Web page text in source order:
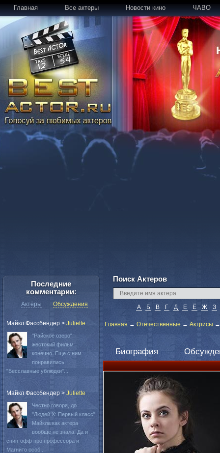
Главная Все актеры Новости кино ЧАВО
Поиск Актеров
А Б В Г Д Е Ё Ж З
Главная → Отечественные → Актрисы
Биография
Последние
комментарии:
Актёры Обсуждения
Майкл Фассбендер > Juliette
"Райское озеро"
жестокий фильм
конечно. Еще с ним
понравились
"Бесславные ублюдки"...
Майкл Фассбендер > Juliette
Честно говоря, до
"Людей Х: Первый класс"
Майкла как актера
вообще не знала. Да и
спин-офф про профессора и
Магнито особ...